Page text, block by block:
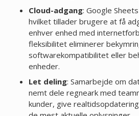
Cloud-adgang: Google
hvilket tillader brugere at få
enhver enhed med
fleksibilitet eliminerer
softwarekompatibilitet eller
enheder.
Let deling: Samarbejde om
nemt dele regneark med
kunder, give